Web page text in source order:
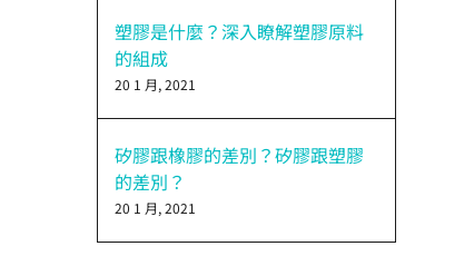
塑膠是什麼？深入瞭解塑膠原料
的組成
20 1 月, 2021
矽膠跟橡膠的差別？矽膠跟塑膠
的差別？
20 1 月, 2021